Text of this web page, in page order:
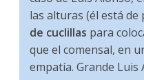
las alturas (él está de
de cuclillas para
que el comensal, en
empatía. Grande Luis